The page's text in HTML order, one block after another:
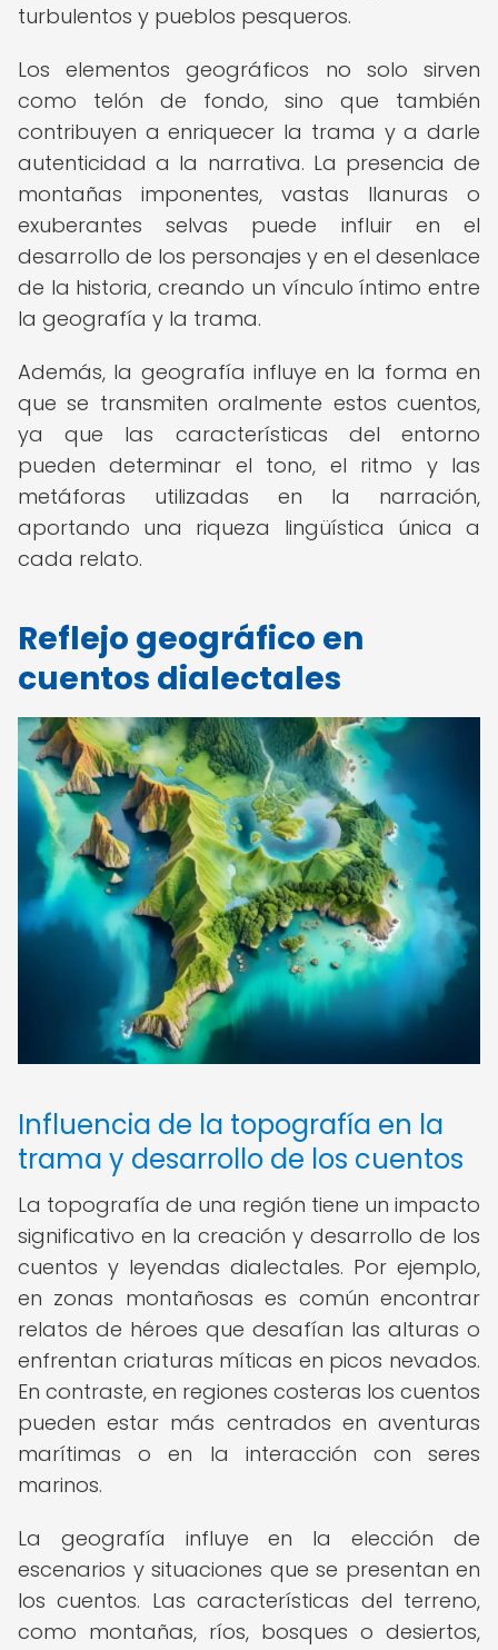
turbulentos y pueblos pesqueros.
Los elementos geográficos no solo sirven
como telón de fondo, sino que también
contribuyen a enriquecer la trama y a darle
autenticidad a la narrativa. La presencia de
montañas imponentes, vastas llanuras o
exuberantes selvas puede influir en el
desarrollo de los personajes y en el desenlace
de la historia, creando un vínculo íntimo entre
la geografía y la trama.
Además, la geografía influye en la forma en
que se transmiten oralmente estos cuentos,
ya que las características del entorno
pueden determinar el tono, el ritmo y las
metáforas utilizadas en la narración,
aportando una riqueza lingüística única a
cada relato.
Reflejo geográfico en
cuentos dialectales
Influencia de la topografía en la
trama y desarrollo de los cuentos
La topografía de una región tiene un impacto
significativo en la creación y desarrollo de los
cuentos y leyendas dialectales. Por ejemplo,
en zonas montañosas es común encontrar
relatos de héroes que desafían las alturas o
enfrentan criaturas míticas en picos nevados.
En contraste, en regiones costeras los cuentos
pueden estar más centrados en aventuras
marítimas o en la interacción con seres
marinos.
La geografía influye en la elección de
escenarios y situaciones que se presentan en
los cuentos. Las características del terreno,
como montañas, ríos, bosques o desiertos,